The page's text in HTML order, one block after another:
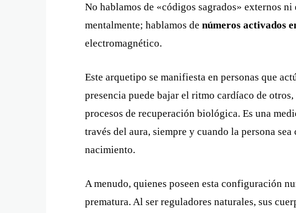
No hablamos de «códigos sagrados» externos
mentalmente; hablamos de números activados
electromagnético.
Este arquetipo se manifiesta en personas que
presencia puede bajar el ritmo cardíaco de
procesos de recuperación biológica. Es una
través del aura, siempre y cuando la persona
nacimiento.
A menudo, quienes poseen esta configuración
prematura. Al ser reguladores naturales, sus